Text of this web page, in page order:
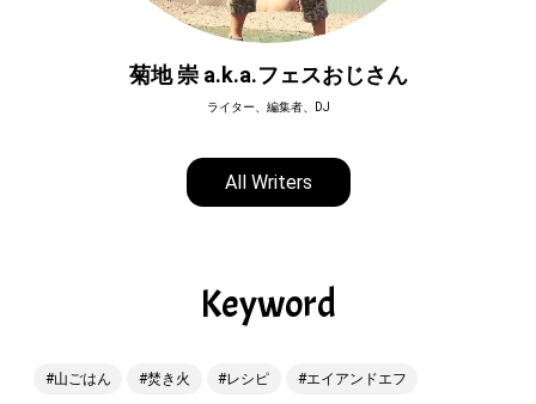
菊地 崇 a.k.a.フェスおじさん
ライター、編集者、DJ
All Writers
Keyword
山ごはん 焚き火 レシピ エイアンドエフ